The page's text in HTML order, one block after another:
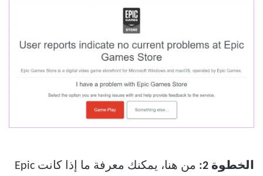
الخطوة 2: من هنا، يمكنك معرفة ما إذا كانت Epic